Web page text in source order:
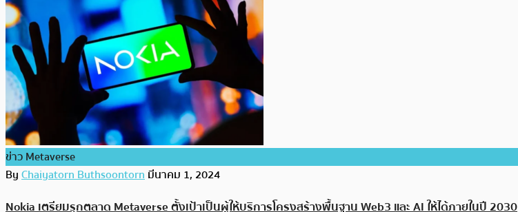
ข่าว Metaverse
ByChaiyatorn Buthsoontornมีนาคม 1, 2024
Nokia เตรียมรุกตลาด Metaverse ตั้งเป้าเป็นผู้ให้บริการโครงสร้างพื้นฐาน Web3 และ AI ให้ได้ภายในปี 2030